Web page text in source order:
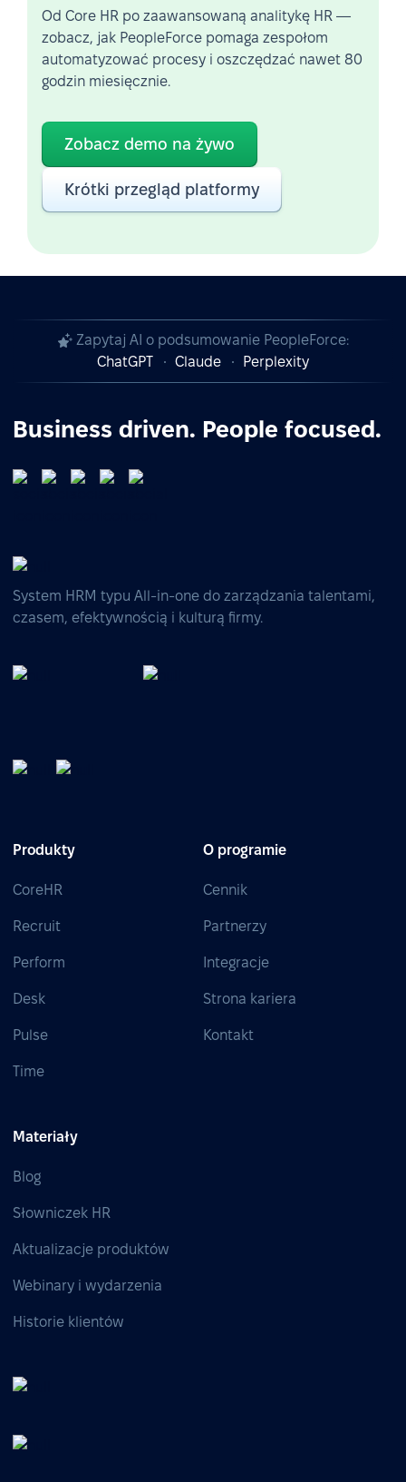
Od Core HR po zaawansowaną analitykę HR —
zobacz, jak PeopleForce pomaga zespołom
automatyzować procesy i oszczędzać nawet 80
godzin miesięcznie.
Zobacz demo na żywo
Krótki przegląd platformy
Zapytaj AI o podsumowanie PeopleForce:
ChatGPT
Claude Perplexity
Business driven. People focused.
System HRM typu All-in-one do zarządzania talentami,
czasem, efektywnością i kulturą firmy.
Produkty
CoreHR
Recruit
Perform
Desk
Pulse
Time
O programie
Cennik
Partnerzy
Integracje
Strona kariera
Kontakt
Materiały
Blog
Słowniczek HR
Aktualizacje produktów
Webinary i wydarzenia
Historie klientów